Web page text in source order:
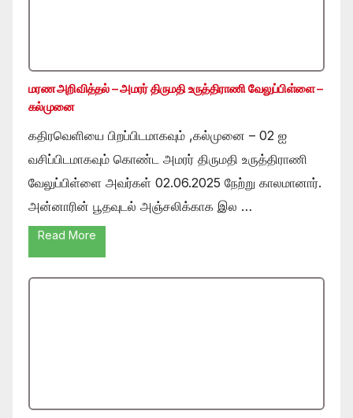
மரண அறிவித்தல் – அமரர் திருமதி உருத்திராணி வேலுப்பிள்ளை –
கல்முனை
கதிரவெளியை பிறப்பிடமாகவும் ,கல்முனை – 02 ஐ
வசிப்பிடமாகவும் கொண்ட அமரர் திருமதி உருத்திராணி
வேலுப்பிள்ளை அவர்கள் 02.06.2025 நேற்று காலமானார்.
அன்னாரின் பூதவுடல் அஞ்சலிக்காக இல …
Read More